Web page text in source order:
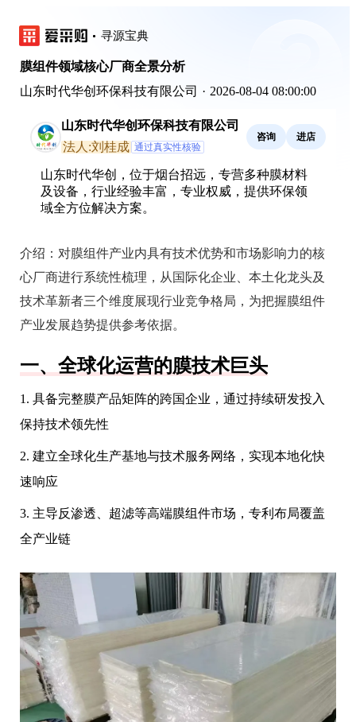
寻源宝典
膜组件领域核心厂商全景分析
山东时代华创环保科技有限公司 · 2026-08-04 08:00:00
山东时代华创环保科技有限公司
法人:刘桂成 通过真实性核验
咨询 进店
山东时代华创，位于烟台招远，专营多种膜材料
及设备，行业经验丰富，专业权威，提供环保领
域全方位解决方案。
介绍： 对膜组件产业内具有技术优势和市场影响力的核
心厂商进行系统性梳理，从国际化企业、本土化龙头及
技术革新者三个维度展现行业竞争格局，为把握膜组件
产业发展趋势提供参考依据。
一、全球化运营的膜技术巨头
1. 具备完整膜产品矩阵的跨国企业，通过持续研发投入
保持技术领先性
2. 建立全球化生产基地与技术服务网络，实现本地化快
速响应
3. 主导反渗透、超滤等高端膜组件市场，专利布局覆盖
全产业链